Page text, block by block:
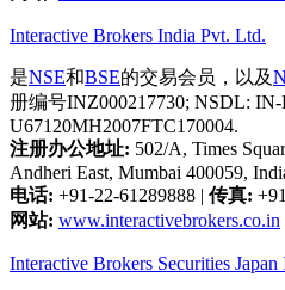
Interactive Brokers India Pvt. Ltd.
是NSE和BSE的交易会员，以及
册编号INZ000217730; NSDL: IN-
U67120MH2007FTC170004.
注册办公地址: 502/A, Times
Andheri East, Mumbai 400059,
电话: +91-22-61289888 | 传真:
网站: www.interactivebrokers.co.in
Interactive Brokers Securities Japan